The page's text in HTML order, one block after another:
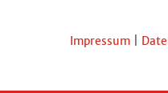
Impressum|